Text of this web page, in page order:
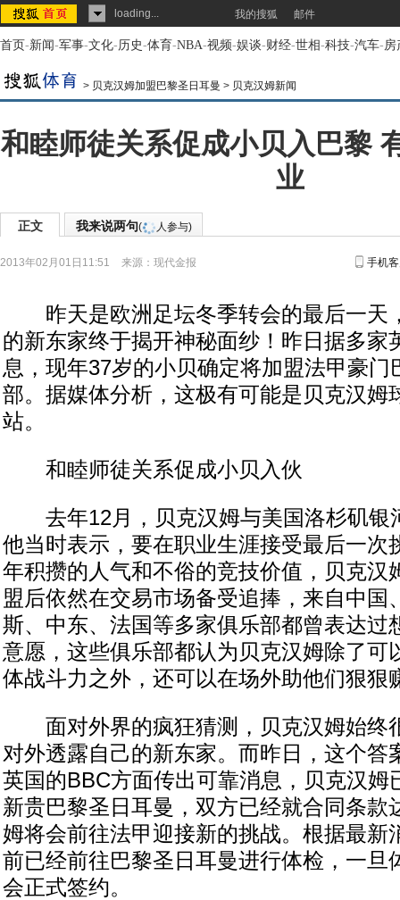
loading... 我的搜狐 邮件
首页-新闻-军事-文化-历史-体育-NBA-视频-娱谈-财经-世相-科技-汽车-房
> 贝克汉姆加盟巴黎圣日耳曼 > 贝克汉姆新闻
和睦师徒关系促成小贝入巴黎
业
正文 我来说两句( 人参与)
2013年02月01日11:51 来源： 现代金报 手机
昨天是欧洲足坛冬季转会的最后一天
的新东家终于揭开神秘面纱！昨日据多家
息，现年37岁的小贝确定将加盟法甲豪门
部。据媒体分析，这极有可能是贝克汉姆
站。
和睦师徒关系促成小贝入伙
去年12月，贝克汉姆与美国洛杉矶银
他当时表示，要在职业生涯接受最后一次
年积攒的人气和不俗的竞技价值，贝克汉
盟后依然在交易市场备受追捧，来自中国
斯、中东、法国等多家俱乐部都曾表达过
意愿，这些俱乐部都认为贝克汉姆除了可
体战斗力之外，还可以在场外助他们狠狠
面对外界的疯狂猜测，贝克汉姆始终
对外透露自己的新东家。而昨日，这个答
英国的BBC方面传出可靠消息，贝克汉姆
新贵巴黎圣日耳曼，双方已经就合同条款
姆将会前往法甲迎接新的挑战。根据最新
前已经前往巴黎圣日耳曼进行体检，一旦
会正式签约。